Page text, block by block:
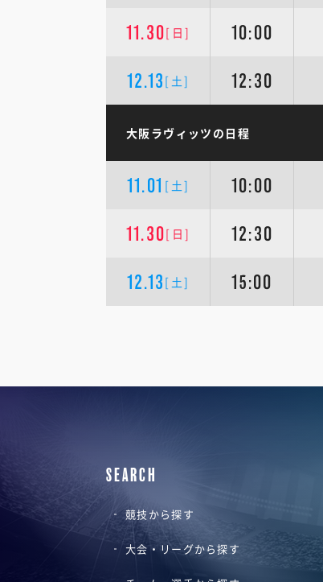
11.30[日] 10:00
12.13 [土] 12:30
大阪ラヴィッツの日程
11.01 [土] 10:00
11.30[日] 12:30
12.13 [土] 15:00
SEARCH
競技から探す
大会・リーグから探す